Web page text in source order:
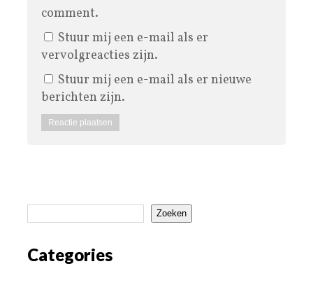
comment.
Stuur mij een e-mail als er
vervolgreacties zijn.
Stuur mij een e-mail als er nieuwe
berichten zijn.
Zoeken
Categories